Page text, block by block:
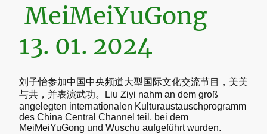
MeiMeiYuGong
13. 01. 2024
刘子怡参加中国中央频道大型国际文化交流节目，美美
与共，并表演武功。Liu Ziyi nahm an dem groß
angelegten internationalen Kulturaustauschprogramm
des China Central Channel teil, bei dem
MeiMeiYuGong und Wuschu aufgeführt wurden.